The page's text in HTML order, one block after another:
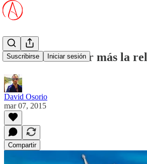
Suscribirse Iniciar sesión
Debemos ofender más la
David Osorio
mar 07, 2015
Compartir